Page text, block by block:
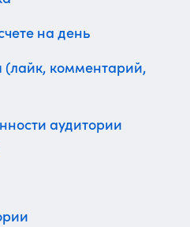
на день
(лайк, комментарий,
аудитории